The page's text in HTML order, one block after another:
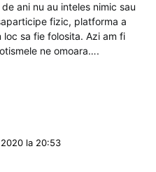
ani nu au inteles nimic sau
fizic, platforma a
loc sa fie folosita. Azi am fi
ne omoara….
la 20:53